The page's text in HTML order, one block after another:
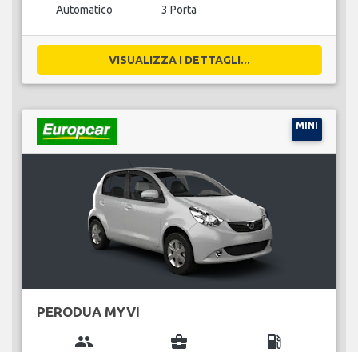
Automatico 3 Porta
VISUALIZZA I DETTAGLI...
MINI
PERODUA MYVI
group business_center local_gas_station